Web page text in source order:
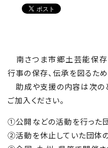
南さつま市郷土芸能保存
行事の保存、伝承を図るた
助成や支援の内容は次の
ご加入ください。
①公開などの活動を行った
②活動を休止していた団体